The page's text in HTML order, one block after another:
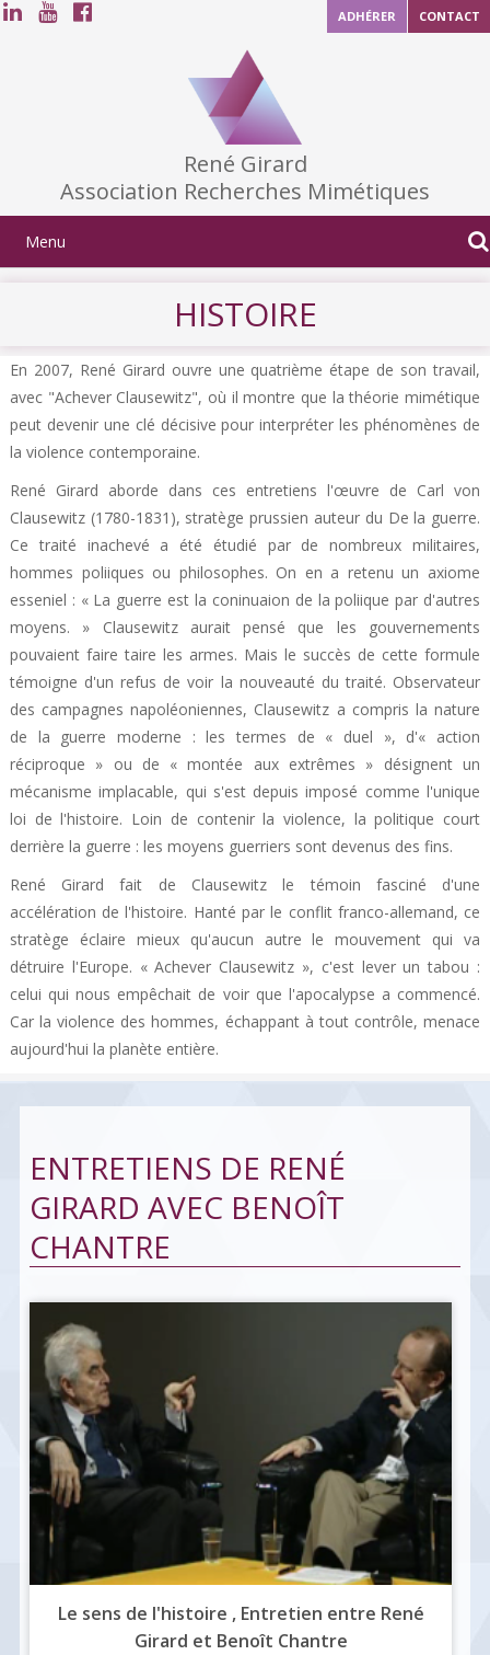
René Girard
Association Recherches Mimétiques
ADHÉRER CONTACT
HISTOIRE
En 2007, René Girard ouvre une quatrième étape de son travail,
avec "Achever Clausewitz", où il montre que la théorie mimétique
peut devenir une clé décisive pour interpréter les phénomènes de
la violence contemporaine.
René Girard aborde dans ces entretiens l'œuvre de Carl von
Clausewitz (1780-1831), stratège prussien auteur du De la guerre.
Ce traité inachevé a été étudié par de nombreux militaires,
hommes poliiques ou philosophes. On en a retenu un axiome
esseniel : « La guerre est la coninuaion de la poliique par d'autres
moyens. » Clausewitz aurait pensé que les gouvernements
pouvaient faire taire les armes. Mais le succès de cette formule
témoigne d'un refus de voir la nouveauté du traité. Observateur
des campagnes napoléoniennes, Clausewitz a compris la nature
de la guerre moderne : les termes de « duel », d'« action
réciproque » ou de « montée aux extrêmes » désignent un
mécanisme implacable, qui s'est depuis imposé comme l'unique
loi de l'histoire. Loin de contenir la violence, la politique court
derrière la guerre : les moyens guerriers sont devenus des fins.
René Girard fait de Clausewitz le témoin fasciné d'une
accélération de l'histoire. Hanté par le conflit franco-allemand, ce
stratège éclaire mieux qu'aucun autre le mouvement qui va
détruire l'Europe. « Achever Clausewitz », c'est lever un tabou :
celui qui nous empêchait de voir que l'apocalypse a commencé.
Car la violence des hommes, échappant à tout contrôle, menace
aujourd'hui la planète entière.
ENTRETIENS DE RENÉ
GIRARD AVEC BENOÎT
CHANTRE
Le sens de l'histoire ​, Entretien entre René
Girard et Benoît Chantre